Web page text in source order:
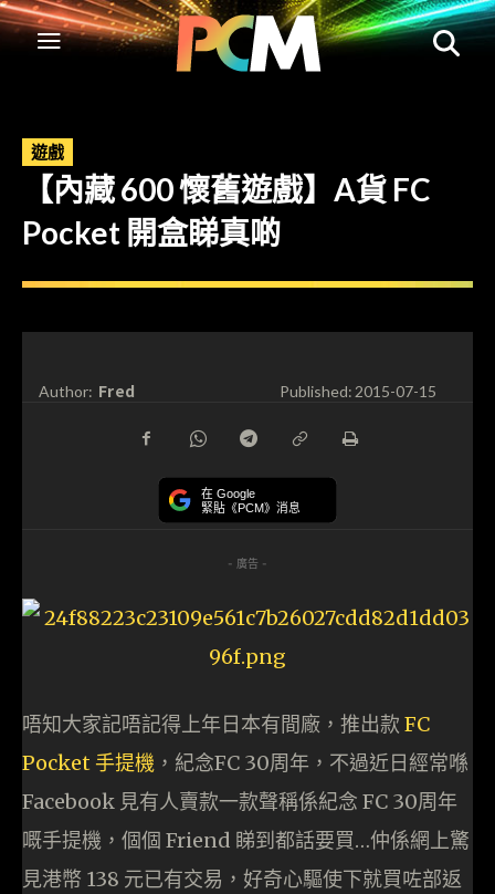
遊戲
【內藏 600 懷舊遊戲】A貨 FC
Pocket 開盒睇真啲
Author: Fred Published:2015-07-15
在 Google
緊貼《PCM》消息
- 廣告 -
唔知大家記唔記得上年日本有間廠，推出款 FC
Pocket 手提機 ，紀念FC 30周年，不過近日經常喺
Facebook 見有人賣款一款聲稱係紀念 FC 30周年
嘅手提機，個個 Friend 睇到都話要買…仲係網上驚
見港幣 138 元已有交易，好奇心驅使下就買咗部返